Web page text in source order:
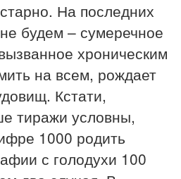
На последних
будем – сумеречное
хроническим
на всем, рождает
Кстати,
тиражи условны,
1000 родить
с голодухи 100